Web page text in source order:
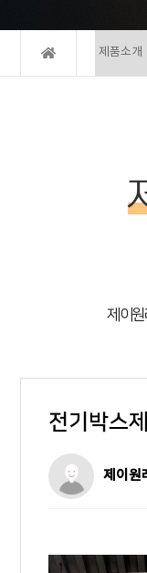
제이
전기박스
제이원